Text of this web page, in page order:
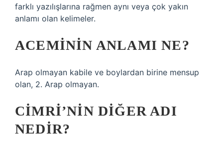
farklı yazılışlarına rağmen aynı veya çok yakın
anlamı olan kelimeler.
ACEMININ ANLAMI NE?
Arap olmayan kabile ve boylardan birine mensup
olan, 2. Arap olmayan.
CIMRI’NIN DIĞER ADI
NEDIR?